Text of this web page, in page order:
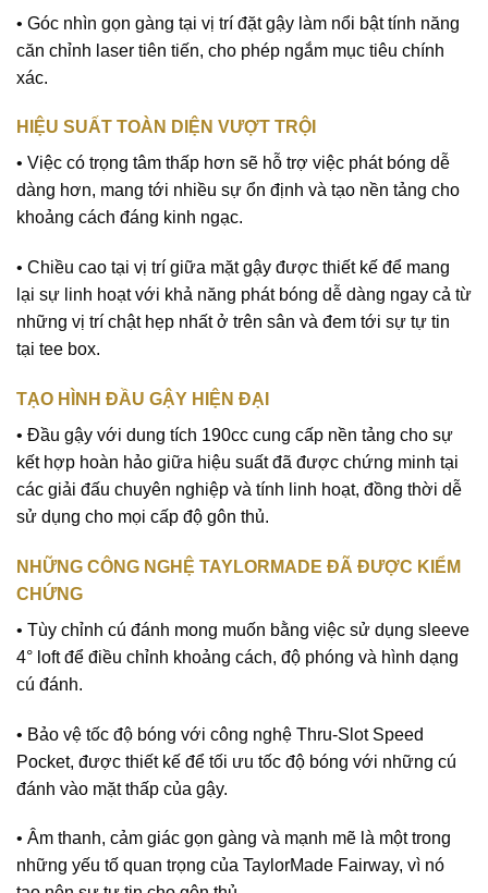
• Góc nhìn gọn gàng tại vị trí đặt gậy làm nổi bật tính năng
căn chỉnh laser tiên tiến, cho phép ngắm mục tiêu chính
xác.
HIỆU SUẤT TOÀN DIỆN VƯỢT TRỘI
• Việc có trọng tâm thấp hơn sẽ hỗ trợ việc phát bóng dễ
dàng hơn, mang tới nhiều sự ổn định và tạo nền tảng cho
khoảng cách đáng kinh ngạc.
• Chiều cao tại vị trí giữa mặt gậy được thiết kế để mang
lại sự linh hoạt với khả năng phát bóng dễ dàng ngay cả từ
những vị trí chật hẹp nhất ở trên sân và đem tới sự tự tin
tại tee box.
TẠO HÌNH ĐẦU GẬY HIỆN ĐẠI
• Đầu gậy với dung tích 190cc cung cấp nền tảng cho sự
kết hợp hoàn hảo giữa hiệu suất đã được chứng minh tại
các giải đấu chuyên nghiệp và tính linh hoạt, đồng thời dễ
sử dụng cho mọi cấp độ gôn thủ.
NHỮNG CÔNG NGHỆ TAYLORMADE ĐÃ ĐƯỢC KIỂM
CHỨNG
• Tùy chỉnh cú đánh mong muốn bằng việc sử dụng sleeve
4° loft để điều chỉnh khoảng cách, độ phóng và hình dạng
cú đánh.
• Bảo vệ tốc độ bóng với công nghệ Thru-Slot Speed
Pocket, được thiết kế để tối ưu tốc độ bóng với những cú
đánh vào mặt thấp của gậy.
• Âm thanh, cảm giác gọn gàng và mạnh mẽ là một trong
những yếu tố quan trọng của TaylorMade Fairway, vì nó